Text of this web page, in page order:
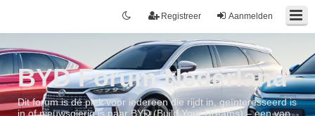
Aanmelden
Registreer
BYD Forum Nederland
Dit forum is dé plek voor iedereen die rijdt in, geïnteresseerd is
in of nieuwsgierig is naar BYD (Build Your Dreams) – een van